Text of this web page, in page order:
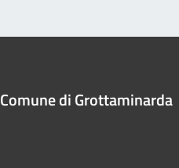
Comune di Grottaminarda